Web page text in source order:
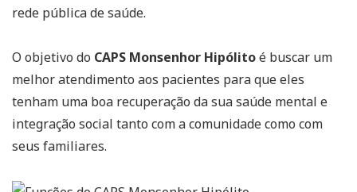
rede pública de saúde.
O objetivo do CAPS Monsenhor Hipólitoé buscar um
melhor atendimento aos pacientes para que eles
tenham uma boa recuperação da sua saúde mental e
integração social tanto com a comunidade como com
seus familiares.